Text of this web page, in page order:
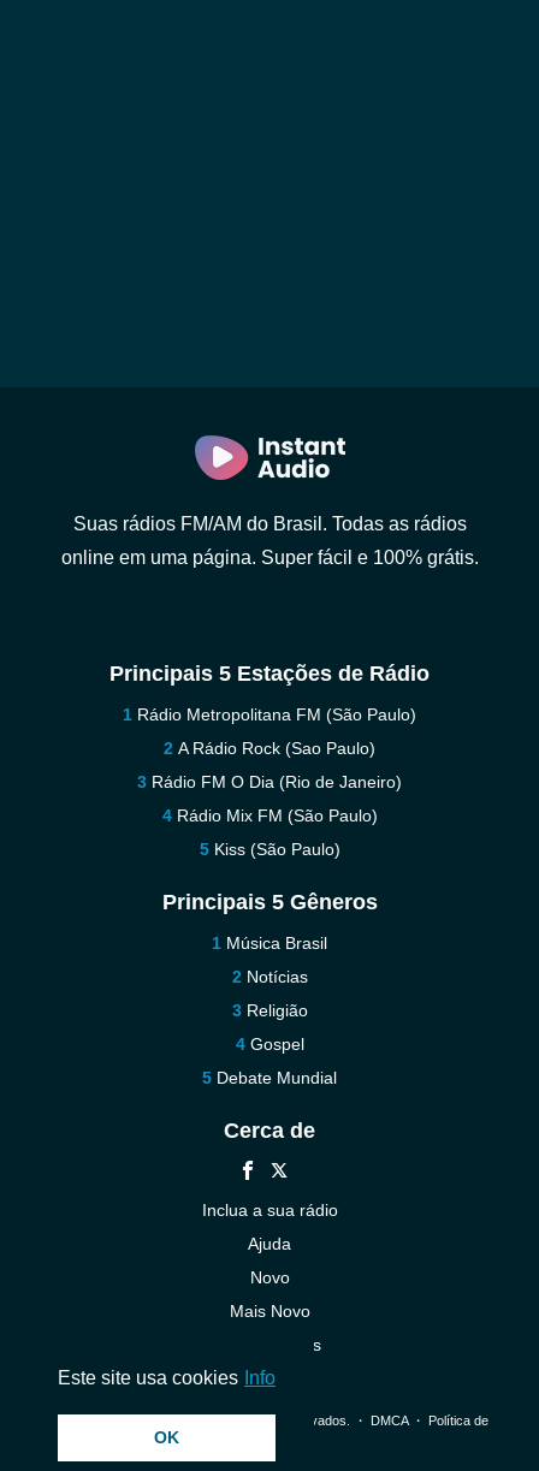
Suas rádios FM/AM do Brasil. Todas as rádios
online em uma página. Super fácil e 100% grátis.
Principais 5 Estações de Rádio
Rádio Metropolitana FM (São Paulo)
A Rádio Rock (Sao Paulo)
Rádio FM O Dia (Rio de Janeiro)
Rádio Mix FM (São Paulo)
Kiss (São Paulo)
Principais 5 Gêneros
Música Brasil
Notícias
Religião
Gospel
Debate Mundial
Cerca de
Inclua a sua rádio
Ajuda
Novo
Mais Novo
Contacte-nos
© 2026 InstantAudio. Todos os direitos reservados. ・ DMCA・ Política de
Este site usa cookies Info
OK